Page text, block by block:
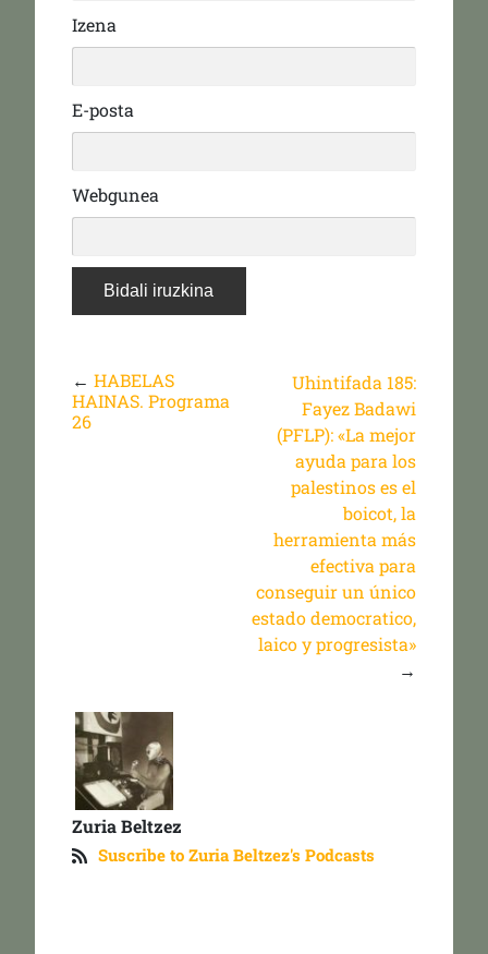
Izena
E-posta
Webgunea
← HABELAS
HAINAS. Programa
26
Uhintifada 185:
Fayez Badawi
(PFLP): «La mejor
ayuda para los
palestinos es el
boicot, la
herramienta más
efectiva para
conseguir un único
estado democratico,
laico y progresista»
→
Zuria Beltzez
Suscribe to Zuria Beltzez's Podcasts